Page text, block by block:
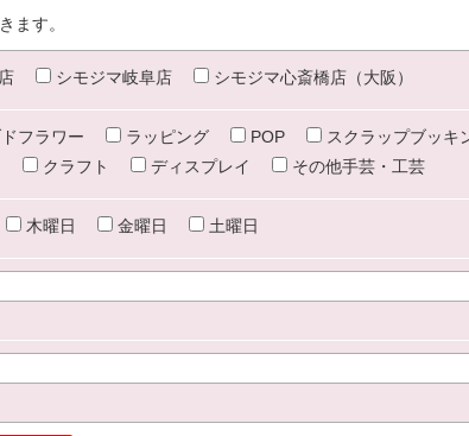
ます。
シモジマ岐阜店 シモジマ心斎橋店（大阪）
フラワー ラッピング POP
スクラップブッキ
クラフト ディスプレイ その他手芸・工芸
木曜日 金曜日 土曜日